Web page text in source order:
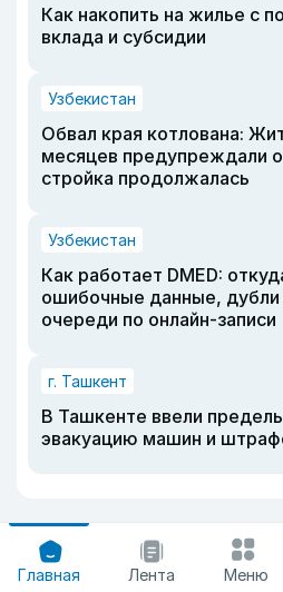
Как накопить на жилье с
вклада и субсидии
Узбекистан
Обвал края котлована:
месяцев предупреждали
стройка продолжалась
Узбекистан
Как работает DMED:
ошибочные данные, дубли
очереди по онлайн-записи
г. Ташкент
В Ташкенте ввели
эвакуацию машин и
Главная Лента Меню